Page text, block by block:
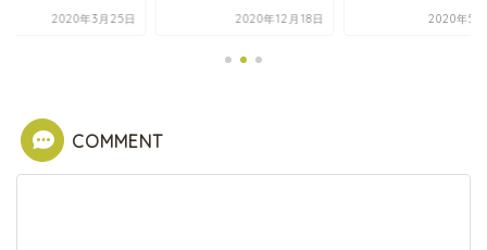
2020年3月25日 2020年12月18日 2020年5
COMMENT